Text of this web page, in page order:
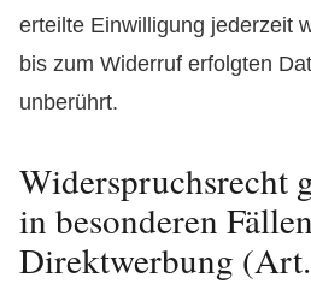
erteilte Einwilligung jederzeit
bis zum Widerruf erfolgten
unberührt.
Widerspruchsrecht
in besonderen
Direktwerbung